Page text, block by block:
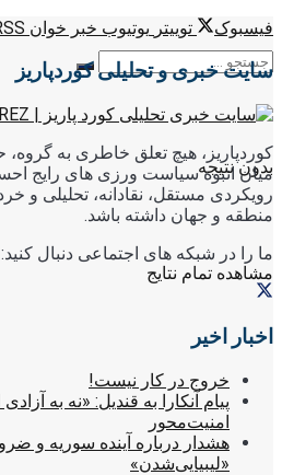
بدون نتیجه
مشاهده تمام نتایج
فیسبوک
توییتر یوتیوب خبر خوان RSS
سایت خبری و تحلیلی کوردپاریز
کوردپاریز، هیچ تعلق خاطری به
میان انبوه سیاست ورزی های رایج
رویکردی مستقل، نقادانه، تحلیلی و
منطقه و جهان داشته باشد.
ما را در شبکه های اجتماعی دنبال کنید:
اخبار اخیر
خروج در کار نیست!
پیام آنکارا به قندیل: «نه به
امنیت‌محور
هشدار درباره آینده سوریه و
«لیبیایی‌شدن»